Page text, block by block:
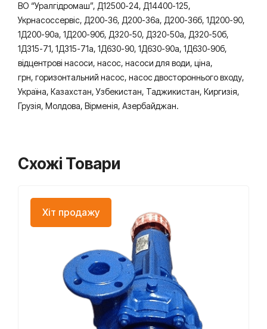
ВО “Уралгідромаш”, Д12500-24, Д14400-125,
Укрнасоссервіс, Д200-36, Д200-36а, Д200-36б, 1Д200-90,
1Д200-90а, 1Д200-90б, Д320-50, Д320-50а, Д320-50б,
1Д315-71, 1Д315-71а, 1Д630-90, 1Д630-90а, 1Д630-90б,
відцентрові насоси, насос, насоси для води, ціна,
грн, горизонтальний насос, насос двостороннього входу,
Україна, Казахстан, Узбекистан, Таджикистан, Киргизія,
Грузія, Молдова, Вірменія, Азербайджан.
Схожі Товари
Хіт продажу